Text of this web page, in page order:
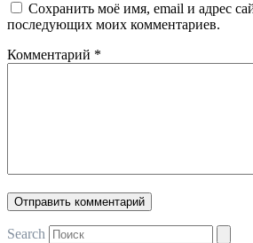
Сохранить моё имя, email и адрес
последующих моих комментариев.
Комментарий *
Search